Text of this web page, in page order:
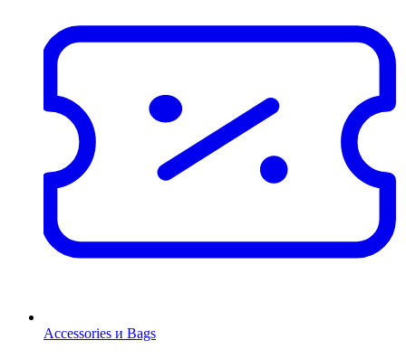
Accessories и Bags